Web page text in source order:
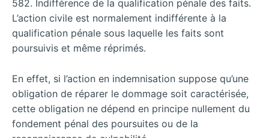
582. Indifférence de la qualification pénale des faits.
L’action civile est normalement indifférente à la
qualification pénale sous laquelle les faits sont
poursuivis et même réprimés.
En effet, si l’action en indemnisation suppose qu’une
obligation de réparer le dommage soit caractérisée,
cette obligation ne dépend en principe nullement du
fondement pénal des poursuites ou de la